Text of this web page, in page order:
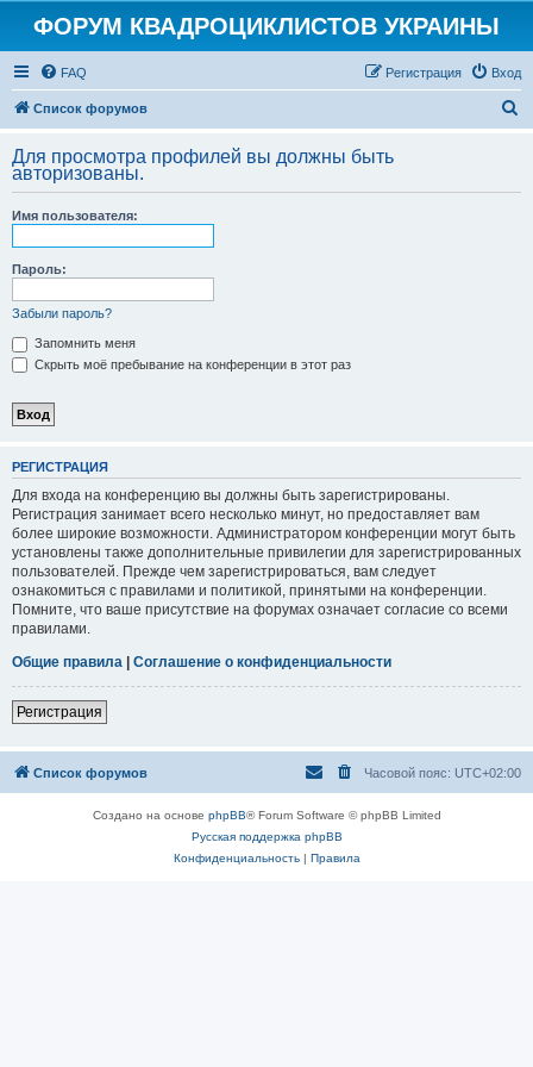
ФОРУМ КВАДРОЦИКЛИСТОВ УКРАИНЫ
FAQ Вход
Регистрация
Список форумов
с
Для просмотра профилей вы должны быть
авторизованы.
Имя пользователя:
Пароль:
Забыли пароль?
Запомнить меня
Скрыть моё пребывание на конференции в этот раз
РЕГИСТРАЦИЯ
Для входа на конференцию вы должны быть зарегистрированы.
Регистрация занимает всего несколько минут, но предоставляет вам
более широкие возможности. Администратором конференции могут быть
установлены также дополнительные привилегии для зарегистрированных
пользователей. Прежде чем зарегистрироваться, вам следует
ознакомиться с правилами и политикой, принятыми на конференции.
Помните, что ваше присутствие на форумах означает согласие со всеми
правилами.
Общие правила | Соглашение о конфиденциальности
Регистрация
Список форумов Часовой пояс: UTC+02:00
Создано на основе phpBB® Forum Software © phpBB Limited
Русская поддержка phpBB
Конфиденциальность| Правила